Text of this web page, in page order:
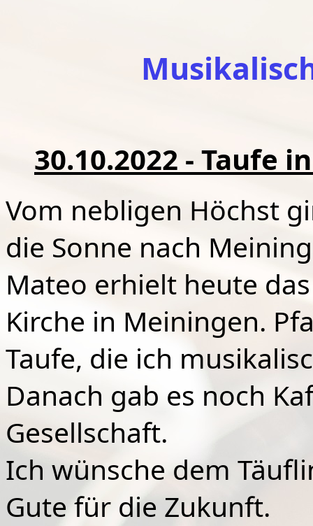
30.10.2022 - Taufe
Vom nebligen Höchst
die Sonne nach
Mateo erhielt heute
Kirche in Meiningen.
Taufe, die ich
Danach gab es noch
Gesellschaft.
Ich wünsche dem
Gute für die Zukunft.